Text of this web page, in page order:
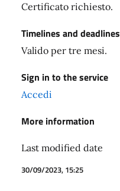
Certificato richiesto.
Timelines and deadlines
Valido per tre mesi.
Sign in to the service
Accedi
More information
Last modified date
30/09/2023, 15:25